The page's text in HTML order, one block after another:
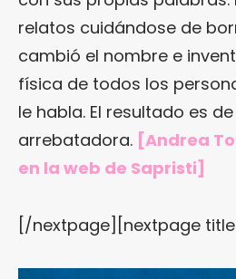
relatos cuidándose de
cambió el nombre e
física de todos los
le habla. El resultado es
arrebatadora. [Andrea
en la web de Sapristi]
[/nextpage][nextpage